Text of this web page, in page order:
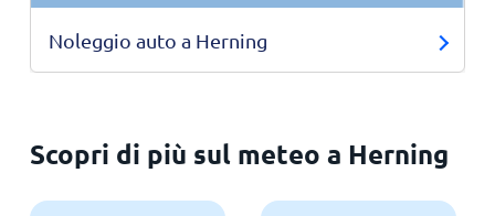
Noleggio auto a Herning
Scopri di più sul meteo a Herning